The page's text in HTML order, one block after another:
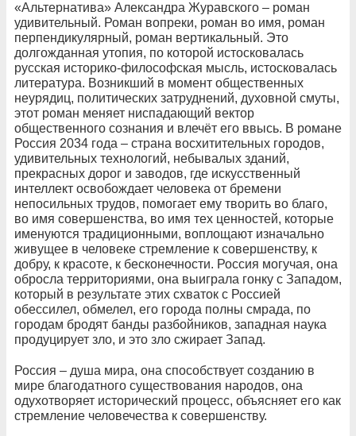
«Альтернатива» Александра Журавского – роман
удивительный. Роман вопреки, роман во имя, роман
перпендикулярный, роман вертикальный. Это
долгожданная утопия, по которой истосковалась
русская историко-философская мысль, истосковалась
литература. Возникший в момент общественных
неурядиц, политических затруднений, духовной смуты,
этот роман меняет ниспадающий вектор
общественного сознания и влечёт его ввысь. В романе
Россия 2034 года – страна восхитительных городов,
удивительных технологий, небывалых зданий,
прекрасных дорог и заводов, где искусственный
интеллект освобождает человека от бремени
непосильных трудов, помогает ему творить во благо,
во имя совершенства, во имя тех ценностей, которые
именуются традиционными, воплощают изначально
живущее в человеке стремление к совершенству, к
добру, к красоте, к бесконечности. Россия могучая, она
обросла территориями, она выиграла гонку с Западом,
который в результате этих схваток с Россией
обессилел, обмелел, его города полны смрада, по
городам бродят банды разбойников, западная наука
продуцирует зло, и это зло сжирает Запад.
Россия – душа мира, она способствует созданию в
мире благодатного существования народов, она
одухотворяет исторический процесс, объясняет его как
стремление человечества к совершенству.